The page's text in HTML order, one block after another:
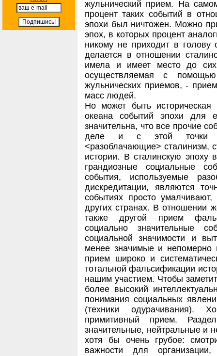
жульнический прием. На
процент таких событий в
эпохи был ничтожен. Можно
эпох, в которых процент
никому не приходит в голову
делается в отношении
имела и имеет место до
осуществляемая с помощью
жульнических приемов, -
масс людей.
Но может быть историческая
океана событий эпохи для
значительна, что все прочие
деле и с этой точки
<разоблачающие> сталинизм,
истории. В сталинскую эпоху
грандиозные социальные
события, используемые
дискредитации, являются
событиях просто
других странах. В отношении
также другой прием
социально значительные
социальной значимости и
менее значимые и непомерно
прием широко и
тотальной фальсификации
нашим участием. Чтобы
более высокий
понимания социальных
(техники одурачивания).
примитивный прием.
значительные, нейтральные и
хотя бы очень грубое:
важности для организации,